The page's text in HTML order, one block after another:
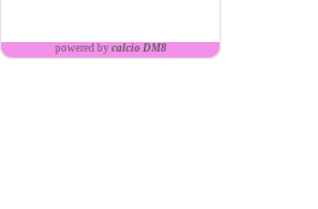
powered by calcio DM8